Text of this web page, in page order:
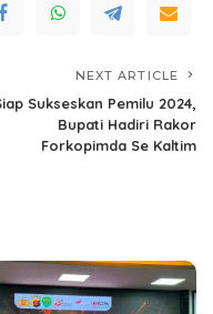
NEXT ARTICLE
Sukseskan Pemilu 2024,
Bupati Hadiri Rakor
Forkopimda Se Kaltim